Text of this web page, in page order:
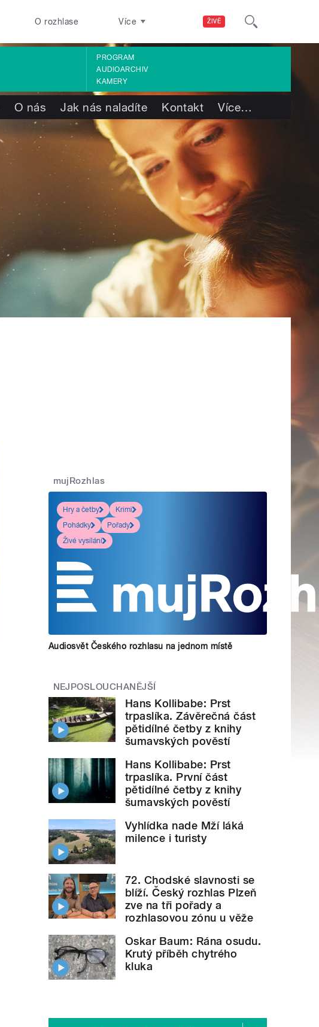
ŽIVĚ
O rozhlase Více
PROGRAM
AUDIOARCHIV
KAMERY
O nás Jak nás naladíte Kontakt Více…
mujRozhlas
Hry a četby
Krimi
Pohádky
Pořady
Živé vysílání
Audiosvět Českého rozhlasu na jednom místě
NEJPOSLOUCHANĚJŠÍ
Hans Kollibabe: Prst
trpaslíka. Závěrečná část
pětidílné četby z knihy
šumavských pověstí
Hans Kollibabe: Prst
trpaslíka. První část
pětidílné četby z knihy
šumavských pověstí
Vyhlídka nade Mží láká
milence i turisty
72. Chodské slavnosti se
blíží. Český rozhlas Plzeň
zve na tři pořady a
rozhlasovou zónu u věže
Oskar Baum: Rána osudu.
Krutý příběh chytrého
kluka